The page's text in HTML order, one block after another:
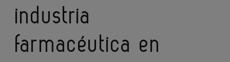
industria
farmacéutica en